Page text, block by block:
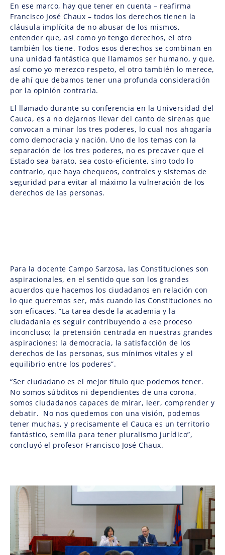
En ese marco, hay que tener en cuenta – reafirma
Francisco José Chaux – todos los derechos tienen la
cláusula implícita de no abusar de los mismos,
entender que, así como yo tengo derechos, el otro
también los tiene. Todos esos derechos se combinan en
una unidad fantástica que llamamos ser humano, y que,
así como yo merezco respeto, el otro también lo merece,
de ahí que debamos tener una profunda consideración
por la opinión contraria.
El llamado durante su conferencia en la Universidad del
Cauca, es a no dejarnos llevar del canto de sirenas que
convocan a minar los tres poderes, lo cual nos ahogaría
como democracia y nación. Uno de los temas con la
separación de los tres poderes, no es precaver que el
Estado sea barato, sea costo-eficiente, sino todo lo
contrario, que haya chequeos, controles y sistemas de
seguridad para evitar al máximo la vulneración de los
derechos de las personas.
Para la docente Campo Sarzosa, las Constituciones son
aspiracionales, en el sentido que son los grandes
acuerdos que hacemos los ciudadanos en relación con
lo que queremos ser, más cuando las Constituciones no
son eficaces. “La tarea desde la academia y la
ciudadanía es seguir contribuyendo a ese proceso
inconcluso; la pretensión centrada en nuestras grandes
aspiraciones: la democracia, la satisfacción de los
derechos de las personas, sus mínimos vitales y el
equilibrio entre los poderes”.
“Ser ciudadano es el mejor título que podemos tener.
No somos súbditos ni dependientes de una corona,
somos ciudadanos capaces de mirar, leer, comprender y
debatir. No nos quedemos con una visión, podemos
tener muchas, y precisamente el Cauca es un territorio
fantástico, semilla para tener pluralismo jurídico”,
concluyó el profesor Francisco José Chaux.